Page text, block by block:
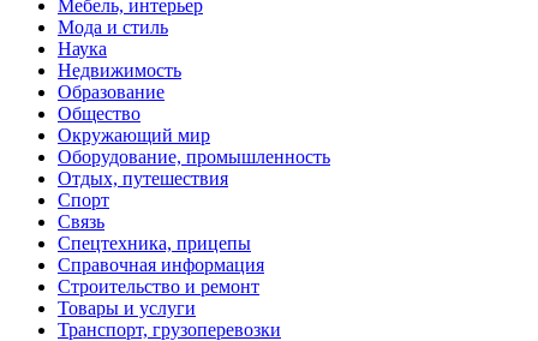
Мебель, интерьер
Мода и стиль
Наука
Недвижимость
Образование
Общество
Окружающий мир
Оборудование, промышленность
Отдых, путешествия
Спорт
Связь
Спецтехника, прицепы
Справочная информация
Строительство и ремонт
Товары и услуги
Транспорт, грузоперевозки